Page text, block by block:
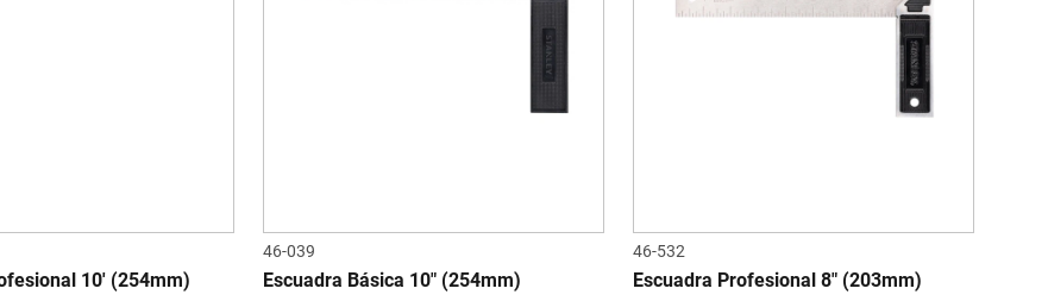
10' (254mm)
46-039
Escuadra Básica 10" (254mm)
46-532
Escuadra Profesional 8" (203mm)